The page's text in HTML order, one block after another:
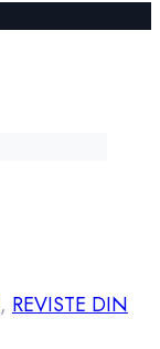
, REVISTE DIN